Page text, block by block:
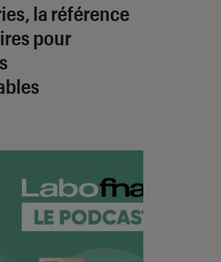
la référence
pour